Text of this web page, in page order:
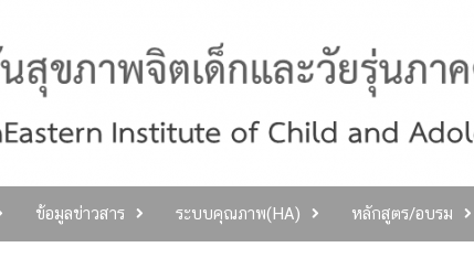
ข้อมูลข่าวสาร ระบบคุณภาพ(HA) หลักสูตร/อบรม